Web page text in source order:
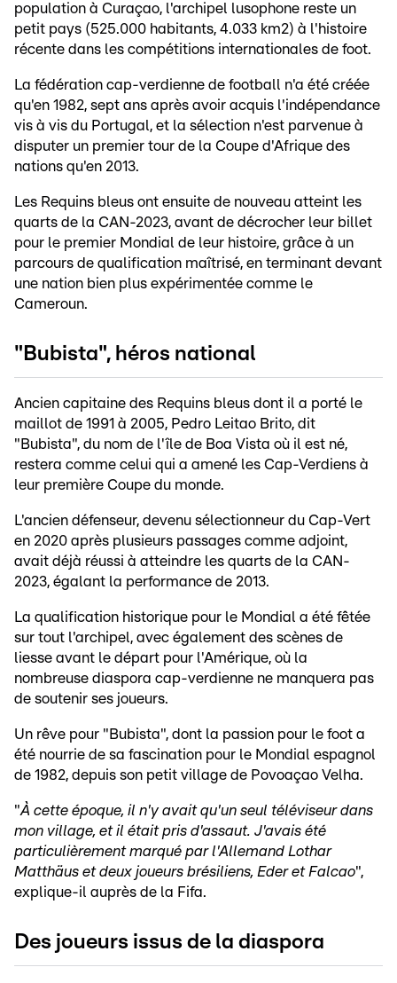
population à Curaçao, l'archipel lusophone reste un
petit pays (525.000 habitants, 4.033 km2) à l'histoire
récente dans les compétitions internationales de foot.
La fédération cap-verdienne de football n'a été créée
qu'en 1982, sept ans après avoir acquis l'indépendance
vis à vis du Portugal, et la sélection n'est parvenue à
disputer un premier tour de la Coupe d'Afrique des
nations qu'en 2013.
Les Requins bleus ont ensuite de nouveau atteint les
quarts de la CAN-2023, avant de décrocher leur billet
pour le premier Mondial de leur histoire, grâce à un
parcours de qualification maîtrisé, en terminant devant
une nation bien plus expérimentée comme le
Cameroun.
"Bubista", héros national
Ancien capitaine des Requins bleus dont il a porté le
maillot de 1991 à 2005, Pedro Leitao Brito, dit
"Bubista", du nom de l'île de Boa Vista où il est né,
restera comme celui qui a amené les Cap-Verdiens à
leur première Coupe du monde.
L'ancien défenseur, devenu sélectionneur du Cap-Vert
en 2020 après plusieurs passages comme adjoint,
avait déjà réussi à atteindre les quarts de la CAN-
2023, égalant la performance de 2013.
La qualification historique pour le Mondial a été fêtée
sur tout l'archipel, avec également des scènes de
liesse avant le départ pour l'Amérique, où la
nombreuse diaspora cap-verdienne ne manquera pas
de soutenir ses joueurs.
Un rêve pour "Bubista", dont la passion pour le foot a
été nourrie de sa fascination pour le Mondial espagnol
de 1982, depuis son petit village de Povoaçao Velha.
"À cette époque, il n'y avait qu'un seul téléviseur dans
mon village, et il était pris d'assaut. J'avais été
particulièrement marqué par l'Allemand Lothar
Matthäus et deux joueurs brésiliens, Eder et Falcao",
explique-il auprès de la Fifa.
Des joueurs issus de la diaspora